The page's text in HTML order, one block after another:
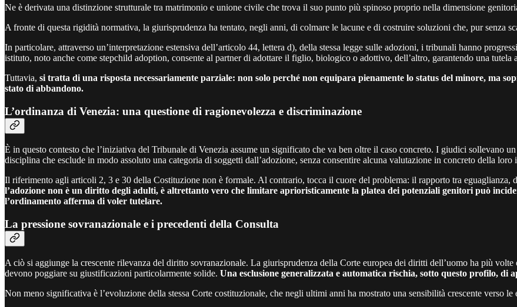
Ne è derivata una distinzione strutturale tra matrimonio e unione civile che trova il suo punto più spinoso proprio nella dimensione
A fronte di questa rigidità normativa, la giurisprudenza ha tentato, negli anni, di colmare le lacune e di costruire soluzioni che, pur senza
In particolare, attraverso un’interpretazione estensiva dell’articolo 44, lettera d), della stessa legge sulle adozioni, i tribunali hanno
istituto, noto anche come stepchild adoption, consente al partner di adottare il figlio, biologico o adottivo, dell’altro, garantendo una
Tuttavia, si tratta di una risposta necessariamente parziale: non solo perché non equipara pienamente lo status del minore, ma
stato di abbandono.
L’ordinanza di Venezia: una questione di ragionevolezza e discriminazione
È in questo contesto che l’iniziativa del Tribunale di Venezia assume un significato che va ben oltre il caso concreto. I giudici sollevano
disciplina che esclude in modo assoluto una categoria di soggetti dall’adozione, senza consentire alcuna valutazione in concreto della loro
Il riferimento agli articoli 2, 3 e 30 della Costituzione non è formale. Al contrario, tocca il cuore del problema: il rapporto tra eguaglianza,
l’adozione non è un diritto degli adulti, è altrettanto vero che limitare aprioristicamente la platea dei potenziali genitori può
l’ordinamento afferma di voler tutelare.
La pressione sovranazionale e i precedenti della Consulta
A ciò si aggiunge la crescente rilevanza del diritto sovranazionale. La giurisprudenza della Corte europea dei diritti dell’uomo ha più
devono poggiare su giustificazioni particolarmente solide. Una esclusione generalizzata e automatica rischia, sotto questo profilo, di
Non meno significativa è l’evoluzione della stessa Corte costituzionale, che negli ultimi anni ha mostrato una sensibilità crescente verso